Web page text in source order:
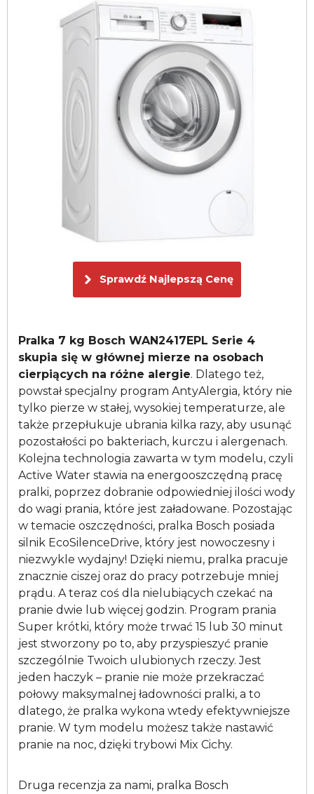
Sprawdź Najlepszą Cenę
Pralka 7 kg Bosch WAN2417EPL Serie 4
skupia się w głównej mierze na osobach
cierpiących na różne alergie. Dlatego też,
powstał specjalny program AntyAlergia, który nie
tylko pierze w stałej, wysokiej temperaturze, ale
także przepłukuje ubrania kilka razy, aby usunąć
pozostałości po bakteriach, kurczu i alergenach.
Kolejna technologia zawarta w tym modelu, czyli
Active Water stawia na energooszczędną pracę
pralki, poprzez dobranie odpowiedniej ilości wody
do wagi prania, które jest załadowane. Pozostając
w temacie oszczędności, pralka Bosch posiada
silnik EcoSilenceDrive, który jest nowoczesny i
niezwykle wydajny! Dzięki niemu, pralka pracuje
znacznie ciszej oraz do pracy potrzebuje mniej
prądu. A teraz coś dla nielubiących czekać na
pranie dwie lub więcej godzin. Program prania
Super krótki, który może trwać 15 lub 30 minut
jest stworzony po to, aby przyspieszyć pranie
szczególnie Twoich ulubionych rzeczy. Jest
jeden haczyk – pranie nie może przekraczać
połowy maksymalnej ładowności pralki, a to
dlatego, że pralka wykona wtedy efektywniejsze
pranie. W tym modelu możesz także nastawić
pranie na noc, dzięki trybowi Mix Cichy.
Druga recenzja za nami, pralka Bosch